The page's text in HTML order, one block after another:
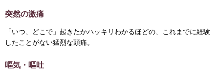
突然の激痛
「いつ、どこで」起きたかハッキリわかるほどの、これまでに経験
したことがない猛烈な頭痛。
嘔気・嘔吐